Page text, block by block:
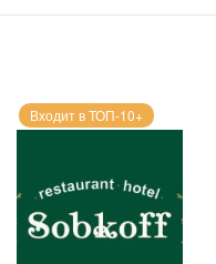
фильтр:
Входит в ТОП-10+